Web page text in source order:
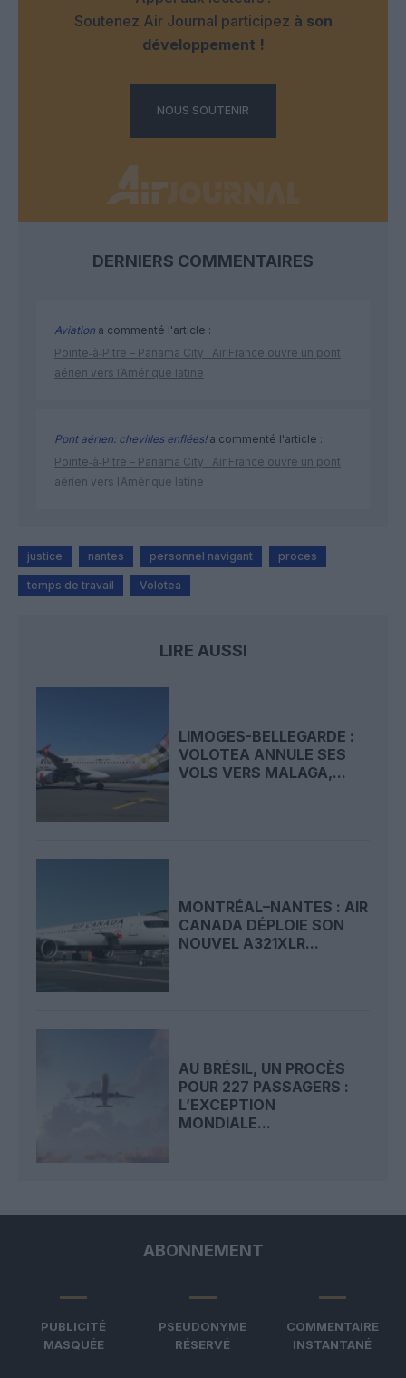
Soutenez Air Journal participez à son
développement !
NOUS SOUTENIR
DERNIERS COMMENTAIRES
Aviation a commenté l'article :
Pointe‑à‑Pitre – Panama City : Air France ouvre un pont
aérien vers l’Amérique latine
Pont aérien: chevilles enflées!a commenté l'article :
Pointe‑à‑Pitre – Panama City : Air France ouvre un pont
aérien vers l’Amérique latine
justice nantes personnel navigant proces
temps de travail Volotea
LIRE AUSSI
LIMOGES-BELLEGARDE :
VOLOTEA ANNULE SES
VOLS VERS MALAGA,...
MONTRÉAL–NANTES : AIR
CANADA DÉPLOIE SON
NOUVEL A321XLR...
AU BRÉSIL, UN PROCÈS
POUR 227 PASSAGERS :
L’EXCEPTION
MONDIALE...
ABONNEMENT
PUBLICITÉ
MASQUÉE
PSEUDONYME
RÉSERVÉ
COMMENTAIRE
INSTANTANÉ